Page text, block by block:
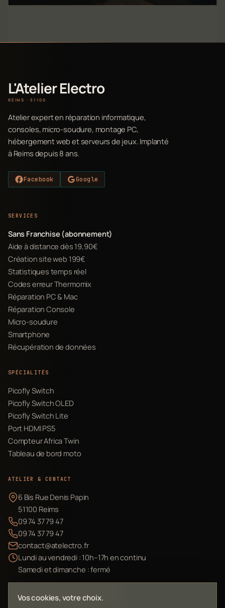
L'Atelier Electro
REIMS · 51100
Atelier expert en réparation informatique,
consoles, micro-soudure, montage PC,
hébergement web et serveurs de jeux. Implanté
à Reims depuis 8 ans.
Facebook Google
SERVICES
Sans Franchise (abonnement)
Aide à distance dès 19,90€
Création site web 199€
Statistiques temps réel
Codes erreur Thermomix
Réparation PC & Mac
Réparation Console
Micro-soudure
Smartphone
Récupération de données
SPÉCIALITÉS
Picofly Switch
Picofly Switch OLED
Picofly Switch Lite
Port HDMI PS5
Compteur Africa Twin
Tableau de bord moto
ATELIER & CONTACT
6 Bis Rue Denis Papin
51100 Reims
09 74 37 79 47
09 74 37 79 47
contact@atelectro.fr
Lundi au vendredi : 10h–17h en continu
Samedi et dimanche : fermé
Envoyer mon matériel
Vos cookies, votre choix.